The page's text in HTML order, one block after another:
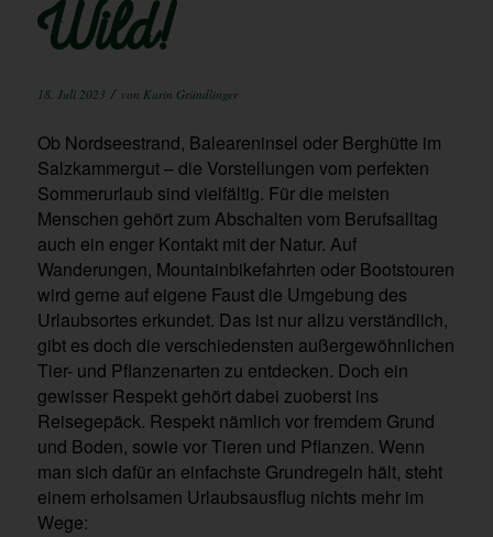
Wild!
18. Juli 2023 / von Karin Gründlinger
Ob Nordseestrand, Baleareninsel oder Berghütte im
Salzkammergut – die Vorstellungen vom perfekten
Sommerurlaub sind vielfältig. Für die meisten
Menschen gehört zum Abschalten vom Berufsalltag
auch ein enger Kontakt mit der Natur. Auf
Wanderungen, Mountainbikefahrten oder Bootstouren
wird gerne auf eigene Faust die Umgebung des
Urlaubsortes erkundet. Das ist nur allzu verständlich,
gibt es doch die verschiedensten außergewöhnlichen
Tier- und Pflanzenarten zu entdecken. Doch ein
gewisser Respekt gehört dabei zuoberst ins
Reisegepäck. Respekt nämlich vor fremdem Grund
und Boden, sowie vor Tieren und Pflanzen. Wenn
man sich dafür an einfachste Grundregeln hält, steht
einem erholsamen Urlaubsausflug nichts mehr im
Wege: